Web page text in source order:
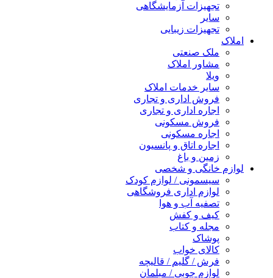
تجهیزات آزمایشگاهی
سایر
تجهیزات زیبایی
املاک
ملک صنعتی
مشاور املاک
ویلا
سایر خدمات املاک
فروش اداری و تجاری
اجاره اداری و تجاری
فروش مسکونی
اجاره مسکونی
اجاره اتاق و پانسیون
زمین و باغ
لوازم خانگی و شخصی
سیسمونی / لوازم کودک
لوازم اداری فروشگاهی
تصفیه آب و هوا
کیف و کفش
مجله و کتاب
پوشاک
کالای خواب
فرش / گلیم / قالیچه
لوازم چوبی / مبلمان